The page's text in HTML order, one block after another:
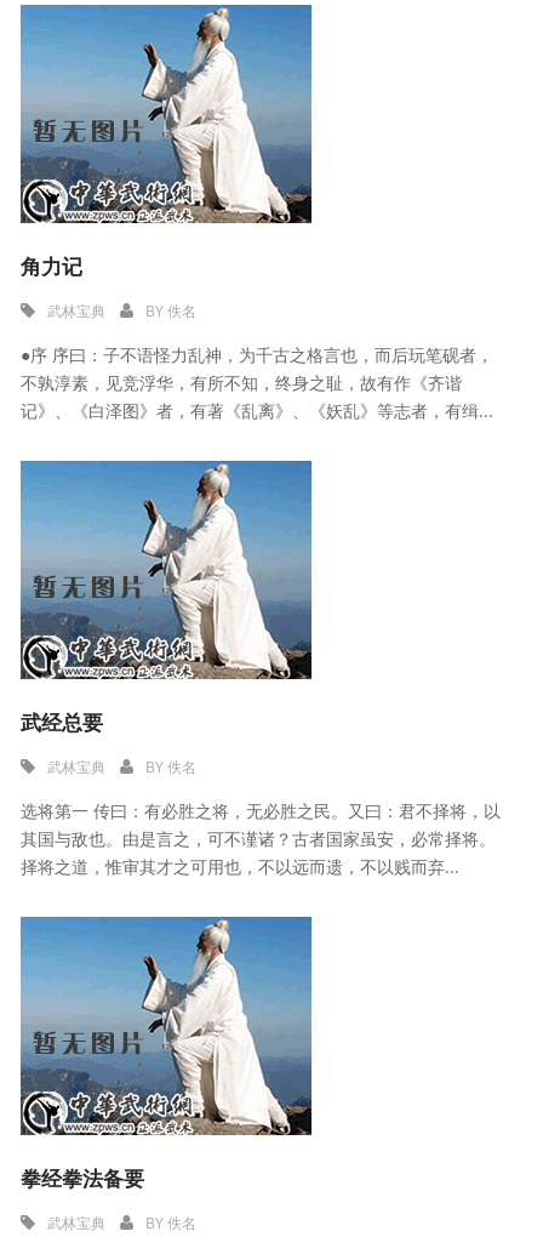
角力记
武林宝典 BY佚名
●序 序曰：子不语怪力乱神，为千古之格言也，而后玩笔砚者，
不孰淳素，见竞浮华，有所不知，终身之耻，故有作《齐谐
记》、《白泽图》者，有著《乱离》、《妖乱》等志者，有缉...
武经总要
武林宝典 BY佚名
选将第一 传曰：有必胜之将，无必胜之民。又曰：君不择将，以
其国与敌也。由是言之，可不谨诸？古者国家虽安，必常择将。
择将之道，惟审其才之可用也，不以远而遗，不以贱而弃...
拳经拳法备要
武林宝典 BY佚名